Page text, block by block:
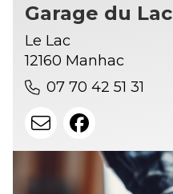
Garage du Lac
Le Lac
12160 Manhac
07 70 42 51 31